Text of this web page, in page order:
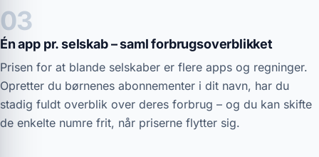
03
Én app pr. selskab – saml forbrugsoverblikket
Prisen for at blande selskaber er flere apps og regninger.
Opretter du børnenes abonnementer i dit navn, har du
stadig fuldt overblik over deres forbrug – og du kan skifte
de enkelte numre frit, når priserne flytter sig.